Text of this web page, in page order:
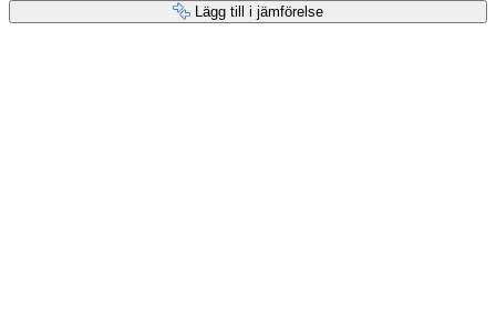
Lägg till i jämförelse